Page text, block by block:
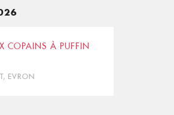
COPAINS À PUFFIN
EVRON